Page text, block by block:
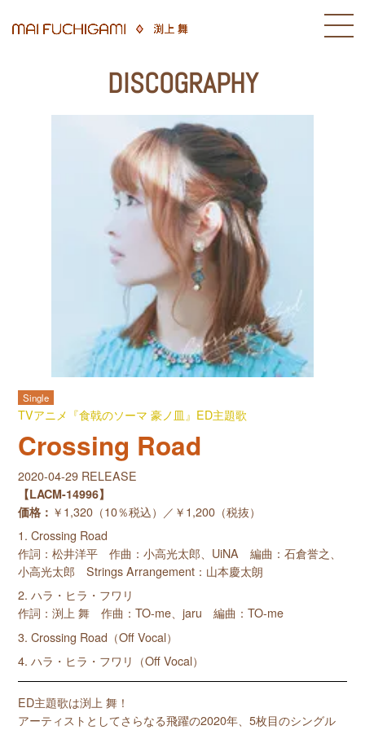
DISCOGRAPHY
Single
TVアニメ『食戟のソーマ 豪ノ皿』ED主題歌
Crossing Road
2020-04-29 RELEASE
【LACM-14996】
価格： ￥1,320（10％税込）／￥1,200（税抜）
1. Crossing Road
作詞：松井洋平 作曲：小高光太郎、UiNA 編曲：石倉誉之、
小高光太郎 Strings Arrangement：山本慶太朗
2. ハラ・ヒラ・フワリ
作詞：渕上 舞 作曲：TO-me、jaru 編曲：TO-me
3. Crossing Road（Off Vocal）
4. ハラ・ヒラ・フワリ（Off Vocal）
ED主題歌は渕上 舞！
アーティストとしてさらなる飛躍の2020年、5枚目のシングル